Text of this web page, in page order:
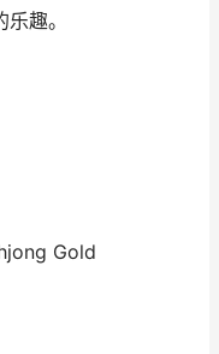
趣。
Gold